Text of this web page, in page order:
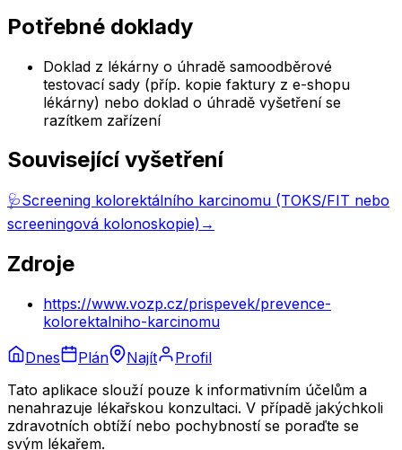
Potřebné doklady
Doklad z lékárny o úhradě samoodběrové
testovací sady (příp. kopie faktury z e-shopu
lékárny) nebo doklad o úhradě vyšetření se
razítkem zařízení
Související vyšetření
🩺Screening kolorektálního karcinomu (TOKS/FIT nebo
screeningová kolonoskopie) →
Zdroje
https://www.vozp.cz/prispevek/prevence-
kolorektalniho-karcinomu
Dnes
Plán Najít
Profil
Tato aplikace slouží pouze k informativním účelům a
nenahrazuje lékařskou konzultaci. V případě jakýchkoli
zdravotních obtíží nebo pochybností se poraďte se
svým lékařem.